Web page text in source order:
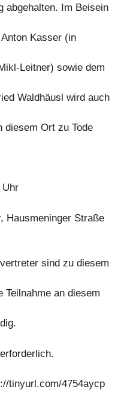
abgehalten. Im Beisein
Kasser (in
Leitner) sowie dem
Waldhäusl wird auch
diesem Ort zu Tode
Uhr
Hausmeninger Straße
sind zu diesem
Teilnahme an diesem
tinyurl.com/4754aycp